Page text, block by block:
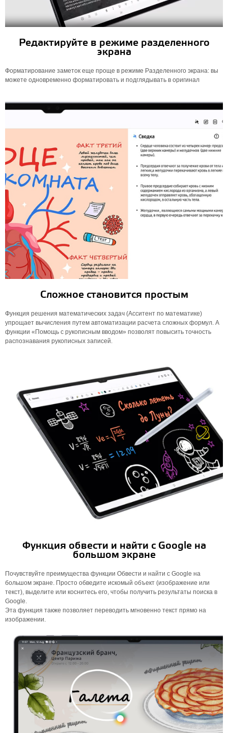
Редактируйте в режиме разделенного
экрана
Форматирование заметок еще проще в режиме Разделенного экрана: вы
можете одновременно форматировать и подглядывать в оригинал
Сложное становится простым
Функция решения математических задач (Асситент по математике)
упрощает вычисления путем автоматизации расчета сложных формул. А
функции «Помощь с рукописным вводом» позволят повысить точность
распознавания рукописных записей.
Функция обвести и найти с Google на
большом экране
Почувствуйте преимущества функции Обвести и найти с Google на
большом экране. Просто обведите искомый объект (изображение или
текст), выделите или коснитесь его, чтобы получить результаты поиска в
Google.
Эта функция также позволяет переводить мгновенно текст прямо на
изображении.